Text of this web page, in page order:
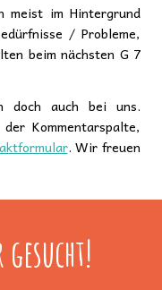
meist im Hintergrund
/ Probleme,
beim nächsten G 7
doch auch bei uns.
Kommentarspalte,
. Wir freuen